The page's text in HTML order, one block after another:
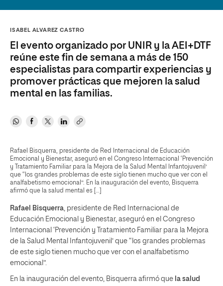
ISABEL ALVAREZ CASTRO
El evento organizado por UNIR y la AEI+DTF
reúne este fin de semana a más de 150
especialistas para compartir experiencias y
promover prácticas que mejoren la salud
mental en las familias.
Rafael Bisquerra, presidente de Red Internacional de Educación
Emocional y Bienestar, aseguró en el Congreso Internacional ‘Prevención
y Tratamiento Familiar para la Mejora de la Salud Mental Infantojuvenil’
que “los grandes problemas de este siglo tienen mucho que ver con el
analfabetismo emocional”. En la inauguración del evento, Bisquerra
afirmó que la salud mental es […]
Rafael Bisquerra, presidente de Red Internacional de
Educación Emocional y Bienestar, aseguró en el Congreso
Internacional ‘Prevención y Tratamiento Familiar para la Mejora
de la Salud Mental Infantojuvenil’ que “los grandes problemas
de este siglo tienen mucho que ver con el analfabetismo
emocional”.
En la inauguración del evento, Bisquerra afirmó que la salud